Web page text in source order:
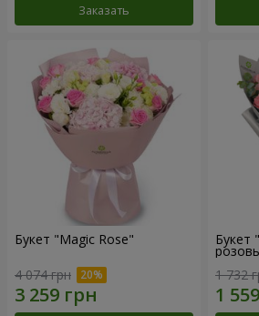
Заказать
Букет "Magic Rose"
4 074 грн
Букет
1 732